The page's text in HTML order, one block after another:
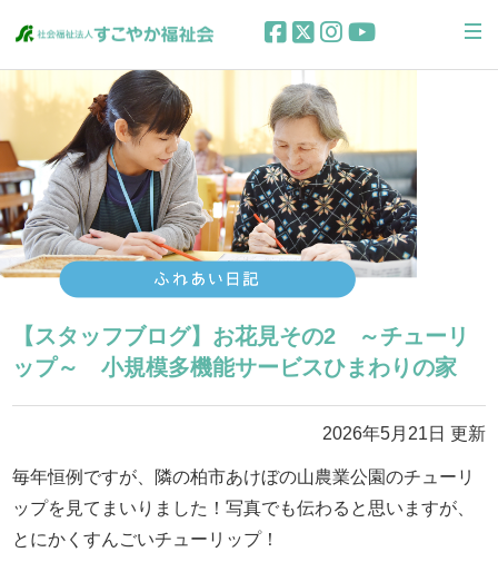
【スタッフブログ】お花見その2 ～チューリ
ップ～ 小規模多機能サービスひまわりの家
2026年5月21日 更新
毎年恒例ですが、隣の柏市あけぼの山農業公園のチューリ
ップを見てまいりました！写真でも伝わると思いますが、
とにかくすんごいチューリップ！